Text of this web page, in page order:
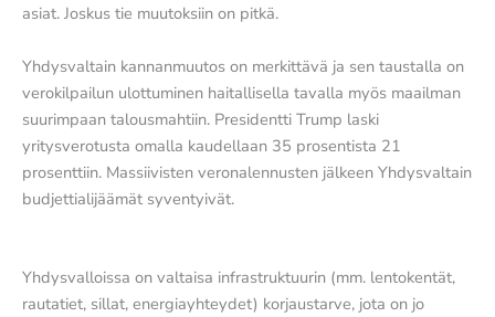
asiat. Joskus tie muutoksiin on pitkä.
Yhdysvaltain kannanmuutos on merkittävä ja sen taustalla on
verokilpailun ulottuminen haitallisella tavalla myös maailman
suurimpaan talousmahtiin. Presidentti Trump laski
yritysverotusta omalla kaudellaan 35 prosentista 21
prosenttiin. Massiivisten veronalennusten jälkeen Yhdysvaltain
budjettialijäämät syventyivät.
Yhdysvalloissa on valtaisa infrastruktuurin (mm. lentokentät,
rautatiet, sillat, energiayhteydet) korjaustarve, jota on jo